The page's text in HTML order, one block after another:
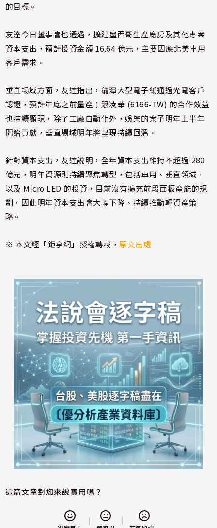
的目標。
友達今日董事會也通過，擴建墨西哥生產廠房及其他專案
資本支出，預計投資金額 16.64 億元，主要因應北美車用
客戶需求。
垂直場域方面，友達指出，龍潭大型電子紙通過光電客戶
認證，預計年底之前量產；跟凌華 (6166-TW) 的合作效益
也持續顯現，除了工廠自動化外，娛樂的案子明年上半年
開始貢獻，垂直場域明年將呈現持續回溫。
針對資本支出，友達說明，全年資本支出維持不超過 280
億元，明年資源則持續聚焦轉型，包括車用、垂直領域，
以及 Micro LED 的投資，目前沒有擴充前段面板產能的規
劃，因此明年資本支出會大幅下降、持續推動輕資產策
略。
※ 本文經「鉅亨網」授權轉載，原文出處
這篇文章對您來說實用嗎？